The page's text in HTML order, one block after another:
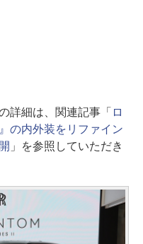
詳細は、関連記事「 ロ
の内外装をリファイン
」を参照していただき